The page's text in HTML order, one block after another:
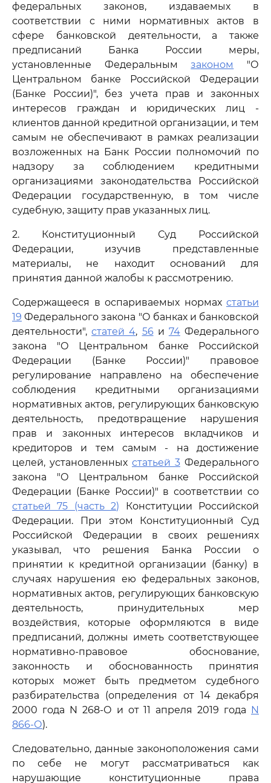
федеральных законов, издаваемых в
соответствии с ними нормативных актов в
сфере банковской деятельности, а также
предписаний Банка России меры,
установленные Федеральнымзаконом
"О
Центральном банке Российской Федерации
(Банке России)", без учета прав и законных
интересов граждан и юридических лиц -
клиентов данной кредитной организации, и тем
самым не обеспечивают в рамках реализации
возложенных на Банк России полномочий по
надзору за соблюдением кредитными
организациями законодательства Российской
Федерации государственную, в том числе
судебную, защиту прав указанных лиц.
2. Конституционный Суд Российской
Федерации, изучив представленные
материалы, не находит оснований для
принятия данной жалобы к рассмотрению.
Содержащееся в оспариваемых нормах статьи
19 Федерального закона "О банках и банковской
деятельности",статей 4, 56и 74Федерального
закона "О Центральном банке Российской
Федерации (Банке России)" правовое
регулирование направлено на обеспечение
соблюдения кредитными организациями
нормативных актов, регулирующих банковскую
деятельность, предотвращение нарушения
прав и законных интересов вкладчиков и
кредиторов и тем самым - на достижение
целей, установленных статьей 3 Федерального
закона "О Центральном банке Российской
Федерации (Банке России)" в соответствии со
статьей 75 (часть 2) Конституции Российской
Федерации. При этом Конституционный Суд
Российской Федерации в своих решениях
указывал, что решения Банка России о
принятии к кредитной организации (банку) в
случаях нарушения ею федеральных законов,
нормативных актов, регулирующих банковскую
деятельность, принудительных мер
воздействия, которые оформляются в виде
предписаний, должны иметь соответствующее
нормативно-правовое обоснование,
законность и обоснованность принятия
которых может быть предметом судебного
разбирательства (определения от 14 декабря
2000 года N 268-О и от 11 апреля 2019 года N
866-О).
Следовательно, данные законоположения сами
по себе не могут рассматриваться как
нарушающие конституционные права